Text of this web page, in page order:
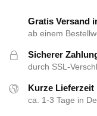
Gratis Versand
ab einem
Sicherer
durch SSL-
Kurze Lieferzeit
ca. 1-3 Tage in